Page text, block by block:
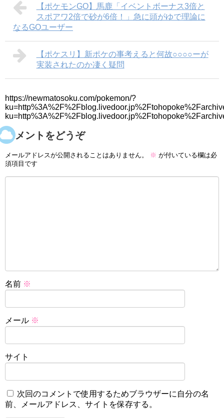
【ポケモンGO】馬鹿「イベントボーナス3倍と
スポアワ2倍で砂が6倍！」急に頭がゆで理論に
なるGOユーザー
【ポケスリ】新ポケの事考えると何故○○○○ーが
実装されたのか凄く疑問
https://newmatosoku.com/pokemon/?
コメントをどうぞ
メールアドレスが公開されることはありません。 ※ が付いている欄は必
須項目です
名前 ※
メール ※
サイト
次回のコメントで使用するためブラウザーに自分の名
前、メールアドレス、サイトを保存する。